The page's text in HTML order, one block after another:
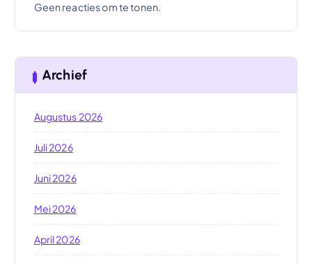
Geen reacties om te tonen.
Archief
Augustus 2026
Juli 2026
Juni 2026
Mei 2026
April 2026